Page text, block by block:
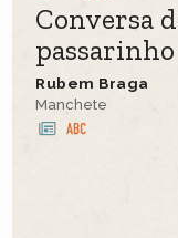
Conversa
passarinho
Rubem Braga
Manchete